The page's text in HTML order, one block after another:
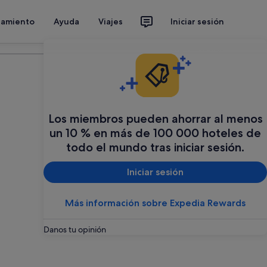
Ayuda Viajes Iniciar sesión
Los miembros pueden ahorrar al menos
un 10 % en más de 100 000 hoteles de
todo el mundo tras iniciar sesión.
Iniciar sesión
Más información sobre Expedia Rewards
Danos tu opinión